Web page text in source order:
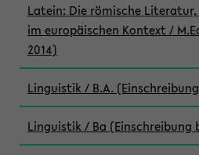
Latein: Die römische
im europäischen Kontext /
2014)
Linguistik / B.A. (Einschreibung
Linguistik / Ba (Einschreibung